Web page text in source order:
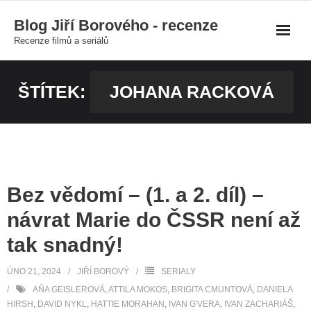
content
Blog Jiří Borového - recenze
Recenze filmů a seriálů
ŠTÍTEK: JOHANA RACKOVÁ
Bez vědomí – (1. a 2. díl) –
návrat Marie do ČSSR není až
tak snadný!
ÚNO 21, 2024 JIŘÍ BOROVÝ
SERIALY
AŇA GEISLEROVÁ,ATTILA MOKOS, BRIGITA CMUNTOVÁ, DANIELA
HIRSH , DAVID NYKL, HATTIE MORAHAN , IVAN G'VERA, IVAN ZACHARIÁŠ,